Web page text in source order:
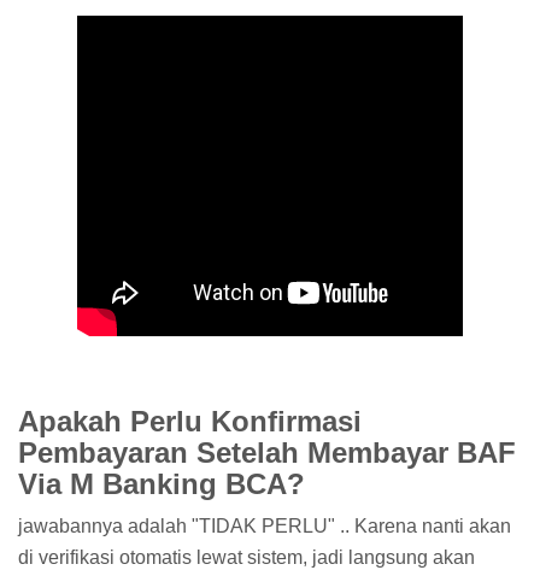
Apakah Perlu Konfirmasi
Pembayaran Setelah Membayar BAF
Via M Banking BCA?
jawabannya adalah "TIDAK PERLU" .. Karena nanti akan
di verifikasi otomatis lewat sistem, jadi langsung akan